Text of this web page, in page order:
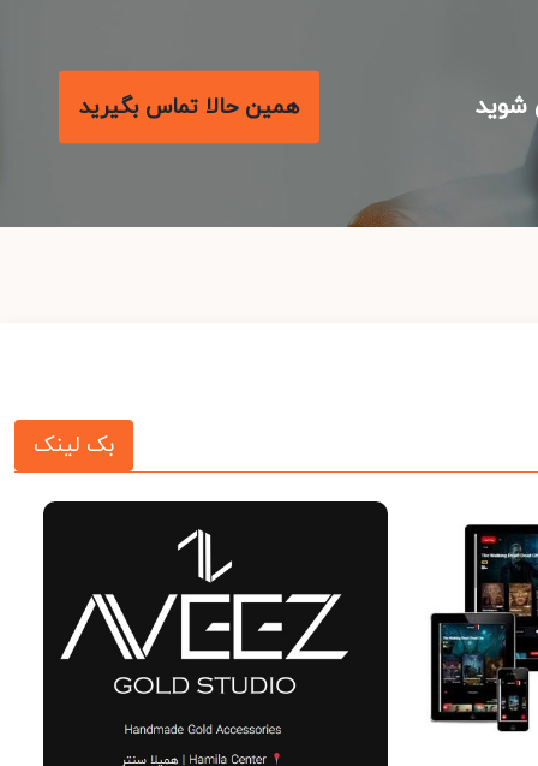
همین حالا تماس بگیرید
بک لینک